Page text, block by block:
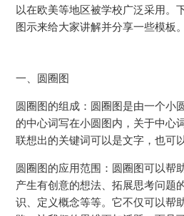
以在欧美等地区被学校广泛采用。
图示来给大家讲解并分享一些模板。
一、圆圈图
圆圈图的组成：圆圈图是由一个小
的中心词写在小圆图内，关于中心
联想出的关键词可以是文字，也可
圆圈图的应用范围：圆圈图可以帮
产生有创意的想法、拓展思考问题
识、定义概念等等。它不仅可以帮